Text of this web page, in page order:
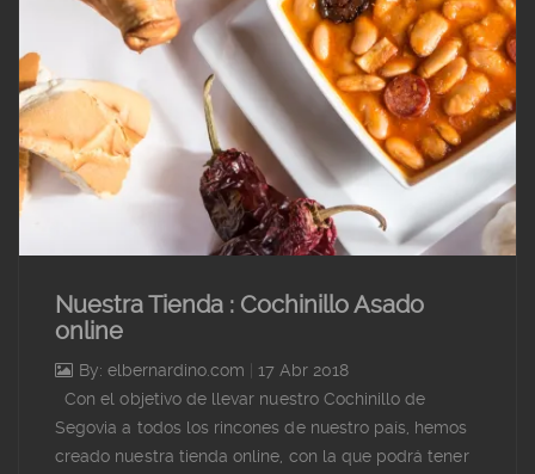
Nuestra Tienda : Cochinillo Asado
online
By: elbernardino.com
17 Abr 2018
Con el objetivo de llevar nuestro Cochinillo de
Segovia a todos los rincones de nuestro país, hemos
creado nuestra tienda online, con la que podrá tener